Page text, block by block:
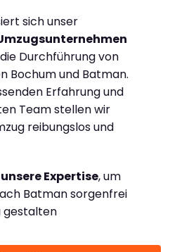
sich unser
Durchführung von
Bochum und Batman.
Erfahrung und
Team stellen wir
reibungslos und
unsere Expertise, um
Batman sorgenfrei
gestalten